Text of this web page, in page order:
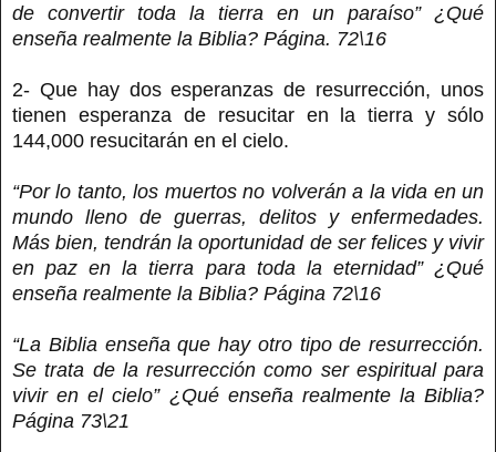
de convertir toda la tierra en un paraíso” ¿Qué
enseña realmente la Biblia? Página. 72\16
2- Que hay dos esperanzas de resurrección, unos
tienen esperanza de resucitar en la tierra y sólo
144,000 resucitarán en el cielo.
“Por lo tanto, los muertos no volverán a la vida en un
mundo lleno de guerras, delitos y enfermedades.
Más bien, tendrán la oportunidad de ser felices y vivir
en paz en la tierra para toda la eternidad” ¿Qué
enseña realmente la Biblia? Página 72\16
“La Biblia enseña que hay otro tipo de resurrección.
Se trata de la resurrección como ser espiritual para
vivir en el cielo” ¿Qué enseña realmente la Biblia?
Página 73\21